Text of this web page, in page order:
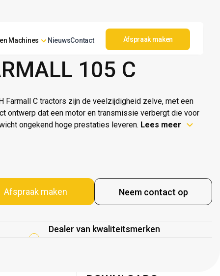
Machines NieuwsContact Afspraak maken
105 C
Farmall C tractors zijn de veelzijdigheid zelve, met een
ontwerp dat een motor en transmissie verbergt die voor
ongekend hoge prestaties leveren. Lees meer
Afspraak maken Neem contact op
Dealer van kwaliteitsmerken